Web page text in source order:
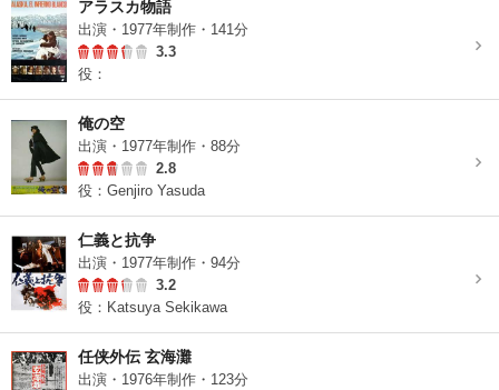
アラスカ物語
出演・1977年制作・141分
3.3
役：
俺の空
出演・1977年制作・88分
2.8
役：Genjiro Yasuda
仁義と抗争
出演・1977年制作・94分
3.2
役：Katsuya Sekikawa
任侠外伝 玄海灘
出演・1976年制作・123分